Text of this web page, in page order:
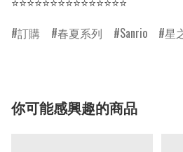
訂購
春夏系列 Sanrio 星
你可能感興趣的商品